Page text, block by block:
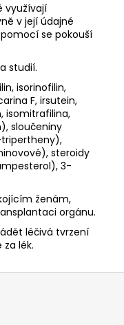
využívají
v její údajné
se pokouší
studií.
isorinofilin,
F, irsutein,
isomitrafilina,
sloučeniny
steroidy
3-
ženám,
orgánu.
léčivá tvrzení
lék.